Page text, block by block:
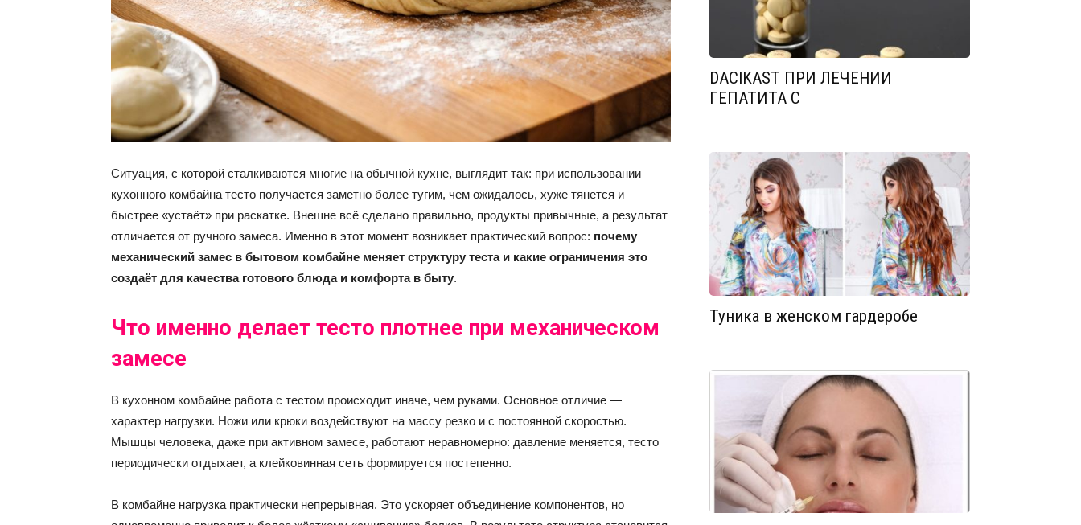
Ситуация, с которой сталкиваются многие на обычной кухне, выглядит так: при использовании
кухонного комбайна тесто получается заметно более тугим, чем ожидалось, хуже тянется и
быстрее «устаёт» при раскатке. Внешне всё сделано правильно, продукты привычные, а результат
отличается от ручного замеса. Именно в этот момент возникает практический вопрос: почему
механический замес в бытовом комбайне меняет структуру теста и какие ограничения это
создаёт для качества готового блюда и комфорта в быту.
Что именно делает тесто плотнее при механическом
замесе
В кухонном комбайне работа с тестом происходит иначе, чем руками. Основное отличие —
характер нагрузки. Ножи или крюки воздействуют на массу резко и с постоянной скоростью.
Мышцы человека, даже при активном замесе, работают неравномерно: давление меняется, тесто
периодически отдыхает, а клейковинная сеть формируется постепенно.
В комбайне нагрузка практически непрерывная. Это ускоряет объединение компонентов, но
DACIKAST ПРИ ЛЕЧЕНИИ
ГЕПАТИТА С
Туника в женском гардеробе